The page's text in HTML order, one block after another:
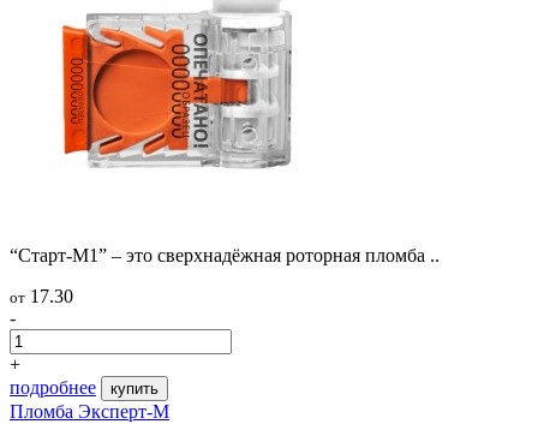
“Старт-М1” – это сверхнадёжная роторная пломба ..
от 17.30
-
+
подробнее
купить
Пломба Эксперт-М